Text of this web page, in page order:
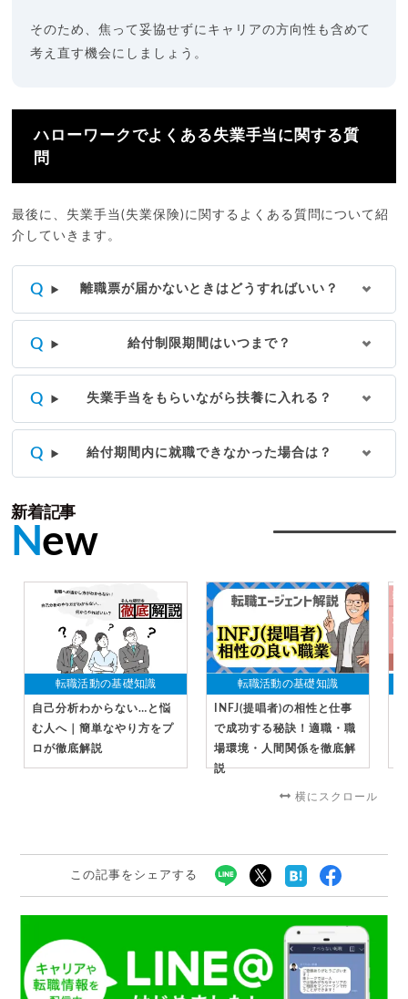
そのため、焦って妥協せずにキャリアの方向性も含めて
考え直す機会にしましょう。
ハローワークでよくある失業手当に関する質
問
最後に、失業手当(失業保険)に関するよくある質問について紹
介していきます。
離職票が届かないときはどうすればいい？
給付制限期間はいつまで？
失業手当をもらいながら扶養に入れる？
給付期間内に就職できなかった場合は？
新着記事
New
転職活動の基礎知識
自己分析わからない…と悩
む人へ｜簡単なやり方をプ
ロが徹底解説
転職活動の基礎知識
INFJ(提唱者)の相性と仕事
で成功する秘訣！適職・職
場環境・人間関係を徹底解
説
横にスクロール
この記事をシェアする